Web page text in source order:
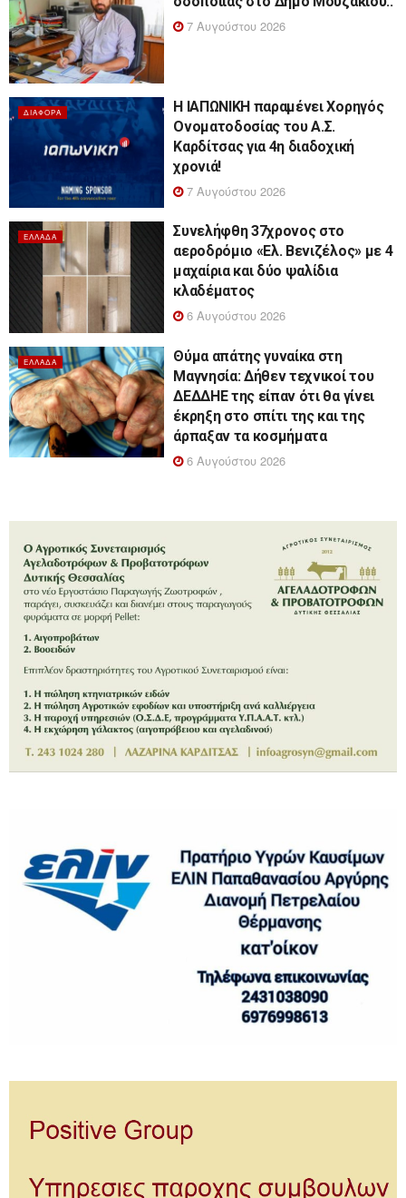
7 Αυγούστου 2026
ΔΙΆΦΟΡΑ
Η ΙΑΠΩΝΙΚΗ παραμένει Χορηγός
Ονοματοδοσίας του Α.Σ.
Καρδίτσας για 4η διαδοχική
χρονιά!
7 Αυγούστου 2026
ΕΛΛΆΔΑ
Συνελήφθη 37χρονος στο
αεροδρόμιο «Ελ. Βενιζέλος» με 4
μαχαίρια και δύο ψαλίδια
κλαδέματος
6 Αυγούστου 2026
ΕΛΛΆΔΑ
Θύμα απάτης γυναίκα στη
Μαγνησία: Δήθεν τεχνικοί του
ΔΕΔΔΗΕ της είπαν ότι θα γίνει
έκρηξη στο σπίτι της και της
άρπαξαν τα κοσμήματα
6 Αυγούστου 2026